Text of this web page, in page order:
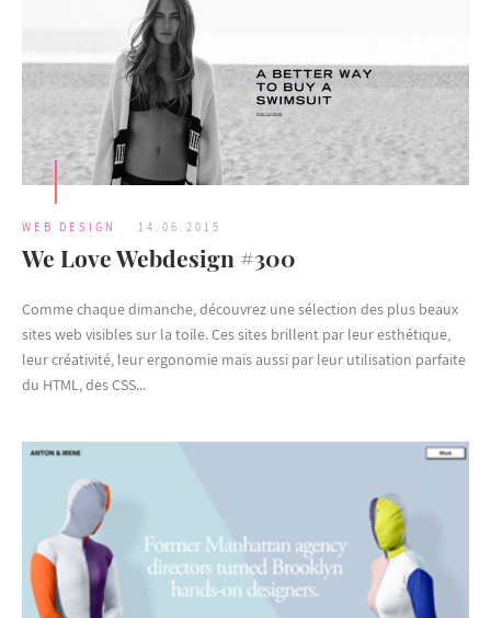
WEB DESIGN 14.06.2015
We Love Webdesign #300
Comme chaque dimanche, découvrez une sélection des plus beaux
sites web visibles sur la toile. Ces sites brillent par leur esthétique,
leur créativité, leur ergonomie mais aussi par leur utilisation parfaite
du HTML, des CSS...